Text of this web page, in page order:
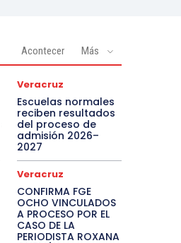
Acontecer Más
Veracruz
Escuelas normales
reciben resultados
del proceso de
admisión 2026–
2027
Veracruz
CONFIRMA FGE
OCHO VINCULADOS
A PROCESO POR EL
CASO DE LA
PERIODISTA ROXANA